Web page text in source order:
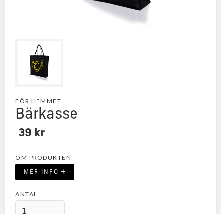
FÖR HEMMET
Bärkasse
39 kr
OM PRODUKTEN
MER INFO +
ANTAL